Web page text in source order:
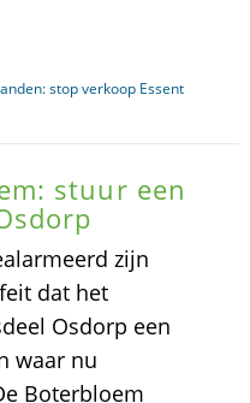
stop verkoop Essent
stuur een
zijn
dat het
Osdorp een
waar nu
Boterbloem